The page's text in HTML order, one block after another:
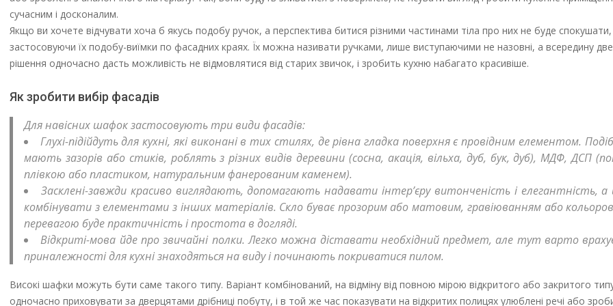
сучасним і досконалим.
Якщо ви хочете відчувати хоча б якусь подобу ручок, а перспектива битися різними частинами тіла про них не буде спокушати,
застосовуючи їх подобу-виїмки по фасадних краях. Їх можна називати ручками, лише виступаючими не назовні, а всередину
рішення одночасно дасть можливість не відмовлятися від старих звичок, і зробить кухню набагато красивіше.
Як зробити вибір фасадів
Для навісних шафок застосовують три види фасадів:
Глухі-підійдуть для кухні, які виконані в тих стилях, де рівна гладка поверхня є провідним елементом.
мають зазорів або стиків, роблять з різних видів деревини (сосна, акація, вільха, дуб, бук, дуб), МДФ, ДСП
плівкою або пластиком, натуральним фанерованим каменем).
Засклені-завжди красиво виглядають, допомагають надавати інтер’єру витонченість і елегантність,
комбінувати з елементами з інших матеріалів. Скло буває прозорим або матовим, гравіюванням або
перевагою буде практичність і простота в догляді.
Відкриті-мова йде про звичайні полки. Легко можна діставати необхідний предмет, але тут варто
приналежності для кухні знаходяться на виду і починають покриватися пилом.
Високі шафки можуть бути саме такого типу. Варіант комбінований, на відміну від повною мірою відкритого або закритого
одночасно приховувати за дверцятами дрібниці побуту, і в той же час показувати на відкритих полицях улюблені речі або